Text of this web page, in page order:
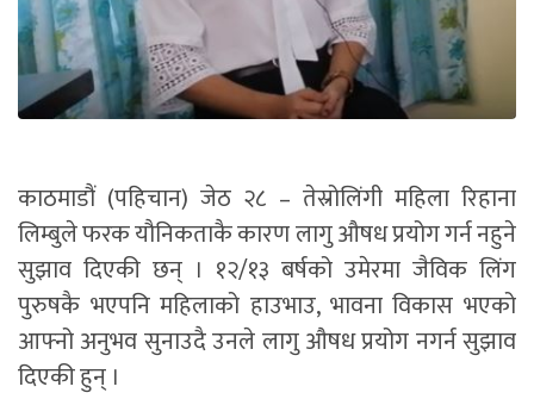
काठमाडौं (पहिचान) जेठ २८ – तेस्रोलिंगी महिला रिहाना
लिम्बुले फरक यौनिकताकै कारण लागु औषध प्रयोग गर्न नहुने
सुझाव दिएकी छन् । १२/१३ बर्षको उमेरमा जैविक लिंग
पुरुषकै भएपनि महिलाको हाउभाउ, भावना विकास भएको
आफ्नो अनुभव सुनाउदै उनले लागु औषध प्रयोग नगर्न सुझाव
दिएकी हुन् ।